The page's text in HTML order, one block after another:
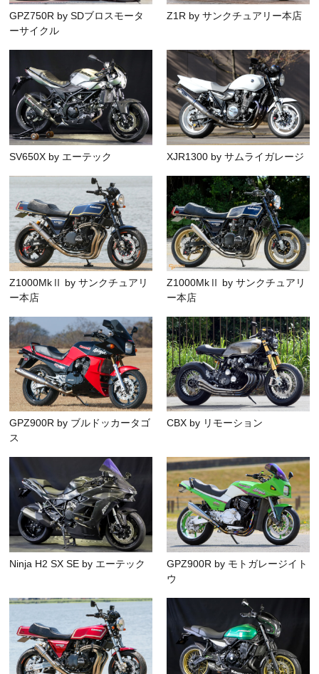
GPZ750R by SDブロスモータ
ーサイクル
Z1R by サンクチュアリー本店
SV650X by エーテック XJR1300 by サムライガレージ
Z1000MkⅡ by サンクチュアリ
ー本店
Z1000MkⅡ by サンクチュアリ
ー本店
GPZ900R by ブルドッカータゴ
ス
CBX by リモーション
Ninja H2 SX SE by エーテック
GPZ900R by モトガレージイト
ウ